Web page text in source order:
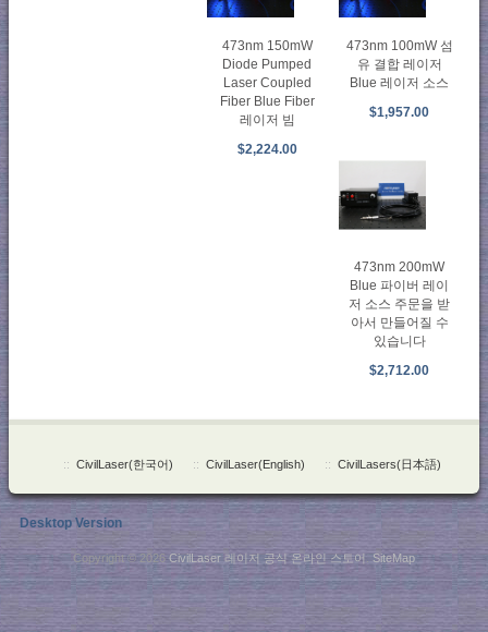
473nm 150mW
Diode Pumped
Laser Coupled
Fiber Blue Fiber
레이저 빔
$2,224.00
473nm 100mW 섬
유 결합 레이저
Blue 레이저 소스
$1,957.00
473nm 200mW
Blue 파이버 레이
저 소스 주문을 받
아서 만들어질 수
있습니다
$2,712.00
:: CivilLaser(한국어) :: CivilLaser(English) :: CivilLasers(日本語)
Desktop Version
Copyright © 2026CivilLaser 레이저 공식 온라인 스토어 SiteMap